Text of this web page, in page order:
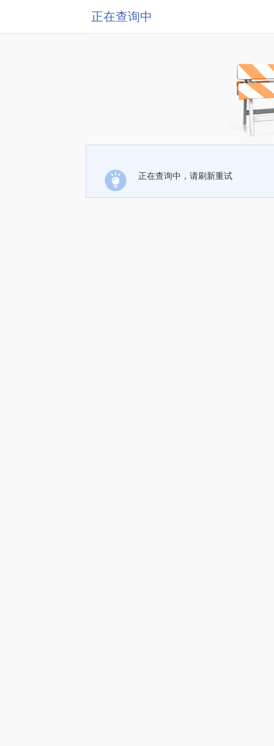
正在查询中
正在查询中，请刷新重试